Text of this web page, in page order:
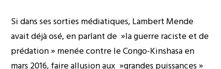
Si dans ses sorties médiatiques, Lambert Mende
avait déjà osé, en parlant de »la guerre raciste et de
prédation » menée contre le Congo-Kinshasa en
mars 2016, faire allusion aux »grandes puissances »